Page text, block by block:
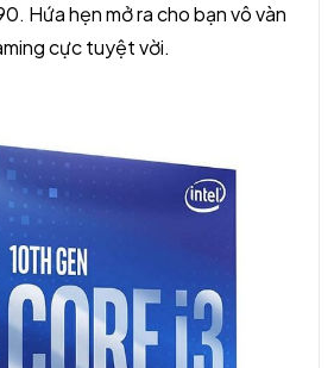
Hứa hẹn mở ra cho bạn vô vàn
cực tuyệt vời.